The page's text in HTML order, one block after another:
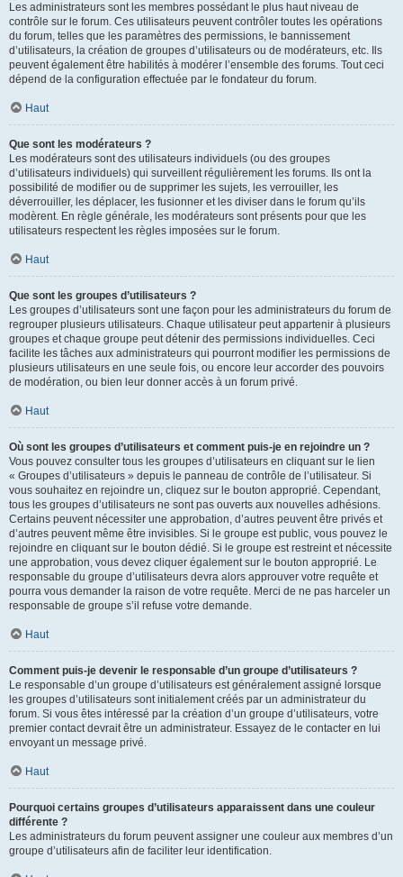
Les administrateurs sont les membres possédant le plus haut niveau de
contrôle sur le forum. Ces utilisateurs peuvent contrôler toutes les opérations
du forum, telles que les paramètres des permissions, le bannissement
d’utilisateurs, la création de groupes d’utilisateurs ou de modérateurs, etc. Ils
peuvent également être habilités à modérer l’ensemble des forums. Tout ceci
dépend de la configuration effectuée par le fondateur du forum.
Haut
Que sont les modérateurs ?
Les modérateurs sont des utilisateurs individuels (ou des groupes
d’utilisateurs individuels) qui surveillent régulièrement les forums. Ils ont la
possibilité de modifier ou de supprimer les sujets, les verrouiller, les
déverrouiller, les déplacer, les fusionner et les diviser dans le forum qu’ils
modèrent. En règle générale, les modérateurs sont présents pour que les
utilisateurs respectent les règles imposées sur le forum.
Haut
Que sont les groupes d’utilisateurs ?
Les groupes d’utilisateurs sont une façon pour les administrateurs du forum de
regrouper plusieurs utilisateurs. Chaque utilisateur peut appartenir à plusieurs
groupes et chaque groupe peut détenir des permissions individuelles. Ceci
facilite les tâches aux administrateurs qui pourront modifier les permissions de
plusieurs utilisateurs en une seule fois, ou encore leur accorder des pouvoirs
de modération, ou bien leur donner accès à un forum privé.
Haut
Où sont les groupes d’utilisateurs et comment puis-je en rejoindre un ?
Vous pouvez consulter tous les groupes d’utilisateurs en cliquant sur le lien
« Groupes d’utilisateurs » depuis le panneau de contrôle de l’utilisateur. Si
vous souhaitez en rejoindre un, cliquez sur le bouton approprié. Cependant,
tous les groupes d’utilisateurs ne sont pas ouverts aux nouvelles adhésions.
Certains peuvent nécessiter une approbation, d’autres peuvent être privés et
d’autres peuvent même être invisibles. Si le groupe est public, vous pouvez le
rejoindre en cliquant sur le bouton dédié. Si le groupe est restreint et nécessite
une approbation, vous devez cliquer également sur le bouton approprié. Le
responsable du groupe d’utilisateurs devra alors approuver votre requête et
pourra vous demander la raison de votre requête. Merci de ne pas harceler un
responsable de groupe s’il refuse votre demande.
Haut
Comment puis-je devenir le responsable d’un groupe d’utilisateurs ?
Le responsable d’un groupe d’utilisateurs est généralement assigné lorsque
les groupes d’utilisateurs sont initialement créés par un administrateur du
forum. Si vous êtes intéressé par la création d’un groupe d’utilisateurs, votre
premier contact devrait être un administrateur. Essayez de le contacter en lui
envoyant un message privé.
Haut
Pourquoi certains groupes d’utilisateurs apparaissent dans une couleur
différente ?
Les administrateurs du forum peuvent assigner une couleur aux membres d’un
groupe d’utilisateurs afin de faciliter leur identification.